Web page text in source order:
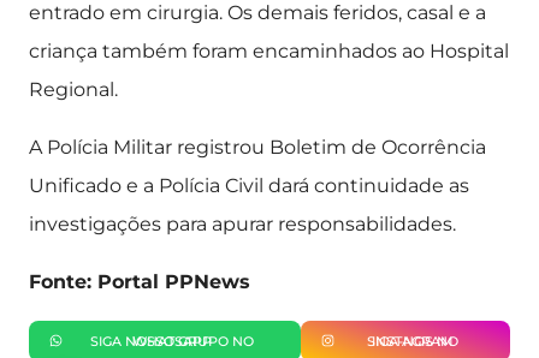
entrado em cirurgia. Os demais feridos, casal e a
criança também foram encaminhados ao Hospital
Regional.
A Polícia Militar registrou Boletim de Ocorrência
Unificado e a Polícia Civil dará continuidade as
investigações para apurar responsabilidades.
Fonte: Portal PPNews
SIGA NOSSO GRUPO NO WHATSAPP SIGA-NOS NO INSTAGRAM